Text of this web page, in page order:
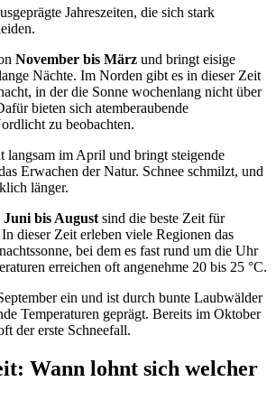
Jahreszeiten, die sich stark
November bis März und bringt eisige
Nächte. Im Norden gibt es in dieser Zeit
in der die Sonne wochenlang nicht über
bieten sich atemberaubende
zu beobachten.
langsam im April und bringt steigende
Erwachen der Natur. Schnee schmilzt, und
länger.
Juni bis August sind die beste Zeit für
dieser Zeit erleben viele Regionen das
bei dem es fast rund um die Uhr
erreichen oft angenehme 20 bis 25 °C.
ein und ist durch bunte Laubwälder
Temperaturen geprägt. Bereits im Oktober
der erste Schneefall.
Wann lohnt sich welcher